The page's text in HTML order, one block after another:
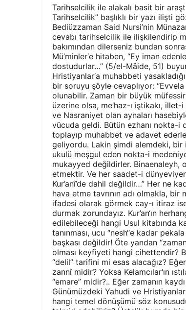
Tarihselcilik ile alakalı basit bir
Tarihselcilik” başlıklı bir yazı ilişti
Bediüzzaman Said Nursi’nin
cevabı tarihselcilik ile ilişkilendirip
bakımından dilerseniz bundan
Mü’minler‘e hitaben, “Ey iman
dostudurlar…” (5/el-Mâide, 51)
Hristiyanlar‘a muhabbeti
bir soruyu şöyle cevaplıyor:
olunabilir. Zaman bir büyük
üzerine olsa, me’haz-ı iştikakı,
ve Nasraniyet olan aynaları
vücuda geldi. Bütün ezhanı nokta-
toplayıp muhabbet ve adavet
geliyordu. Lakin şimdi alemdeki, bir
ukulü meşgul eden nokta-i
mukayyed değildirler. Binaenaleyh,
etmektir. Ve her saadet-i
Kur’anî’de dahil değildir…” Her ne
hava etme tavrının adı olmakla,
ifadesi olarak görmek cay-ı itiraz
durmak zorundayız. Kur’an‘ın
edilebileceği hangi Usul kitabında
tanınması, ucu “nesh“e kadar
başkası değildir! Öte yandan
olması keyfiyeti hangi cihettendir?
“delil” tarifini mi esas alacağız?
zannî midir? Yoksa Kelamcılar‘ın
“emare” midir?.. Eğer zamanın
Günümüzdeki Yahudi ve
hangi temel dönüşümü söz